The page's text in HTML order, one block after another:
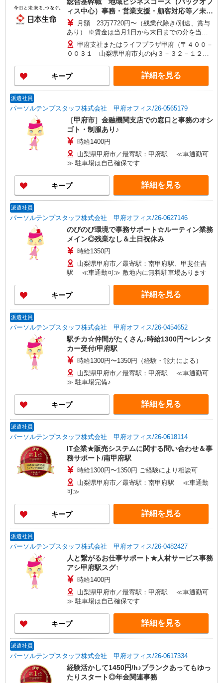
ィス中心）事務・営業支援・顧客対応等／未経
験可！月額 23万7720円〜（残業代除き/別途、賞与
あり） ※賃金は当月1日から末日までの分を当月
20日支払（時間外勤務手当等については当月1日か
ら末日までの分を翌月20日に支払） 想定年収
420万〜440万 ※時間外勤務手当(法定内20時間・
法定外0時間*想定)を含むモデル年収 *毎営業日
9:00〜18:00勤務する場合の残業時間のイメージ
※賞与は支給対象期間を通じて勤務した場合の想
後の昇給額は、昇格・職務成果等の状況に応じて
変動 ※将来的なステップアップにより、記載金額
以上の昇給も可能
甲府支社またはライフプラザ甲府（〒４００－
００３１ 山梨県甲府市丸の内３－３２－１２
の居住地から通勤可能な範囲内で、上記以外の事
業所に初期配属・異動となる可能性があります。
キープ 詳細を見る
派遣社員
パーソルテンプスタッフ株式会社 甲府オフィス/26-0565179
［甲府市］金融機関支店での窓口と事務のオシ
ゴト・制服あり♪
時給1400円
山梨県甲府市／最寄駅：甲府駅 ≪車通勤可
≫ 駐車場は自己確保です
キープ 詳細を見る
派遣社員
パーソルテンプスタッフ株式会社 甲府オフィス/26-0627146
のびのび環境で事務サポート☆ルーティン業務
メイン◎残業なし＆土日祝休み
時給1350円
山梨県甲府市／最寄駅：南甲府駅、甲斐住吉
駅 ≪車通勤可≫ 敷地内に無料駐車場あります
キープ 詳細を見る
派遣社員
パーソルテンプスタッフ株式会社 甲府オフィス/26-0454652
駅チカ☆仲間がたくさん♪時給1300円〜レンタ
カー受付/甲府駅
時給1300円〜1350円（経験・能力による）
山梨県甲府市／最寄駅：甲府駅 ≪車通勤可
≫ 駐車場完備♪
キープ 詳細を見る
派遣社員
パーソルテンプスタッフ株式会社 甲府オフィス/26-0618114
IT企業★販売システムに関する問い合わせ＆事
務サポート/南甲府駅
時給1300円〜1350円 ご経験により相談可
山梨県甲府市／最寄駅：南甲府駅 ≪車通勤
可≫
キープ 詳細を見る
派遣社員
パーソルテンプスタッフ株式会社 甲府オフィス/26-0482427
人と繋がるお仕事サポート★人材サービス事務
アシ甲府駅スグ↑
時給1400円
山梨県甲府市／最寄駅：甲府駅 ≪車通勤可
≫ 駐車場は自己確保です
キープ 詳細を見る
派遣社員
パーソルテンプスタッフ株式会社 甲府オフィス/26-0617334
経験活かして1450円/h♪ブランクあってもゆっ
たりスタート◎年金関連事務